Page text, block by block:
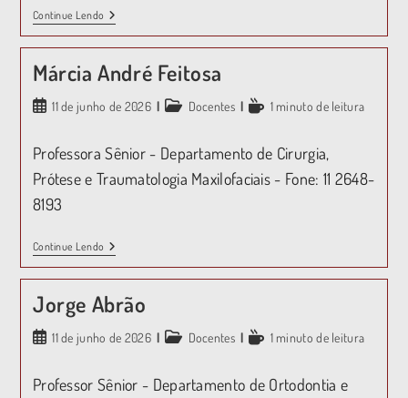
Continue Lendo
Márcia André Feitosa
11 de junho de 2026 Docentes 1 minuto de leitura
Professora Sênior - Departamento de Cirurgia,
Prótese e Traumatologia Maxilofaciais - Fone: 11 2648-
8193
Continue Lendo
Jorge Abrão
11 de junho de 2026 Docentes 1 minuto de leitura
Professor Sênior - Departamento de Ortodontia e